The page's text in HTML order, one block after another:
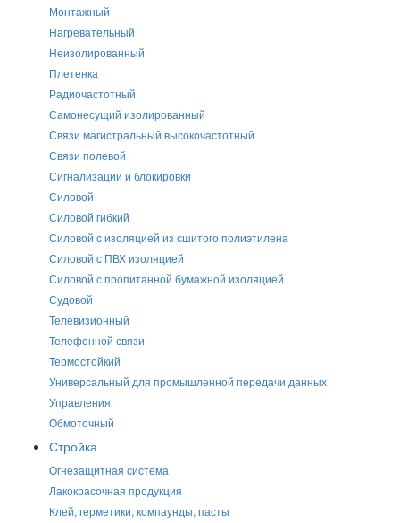
Монтажный
Нагревательный
Неизолированный
Плетенка
Радиочастотный
Самонесущий изолированный
Связи магистральный высокочастотный
Связи полевой
Сигнализации и блокировки
Силовой
Силовой гибкий
Силовой с изоляцией из сшитого полиэтилена
Силовой с ПВХ изоляцией
Силовой с пропитанной бумажной изоляцией
Судовой
Телевизионный
Телефонной связи
Термостойкий
Универсальный для промышленной передачи данных
Управления
Обмоточный
Стройка
Огнезащитная система
Лакокрасочная продукция
Клей, герметики, компаунды, пасты